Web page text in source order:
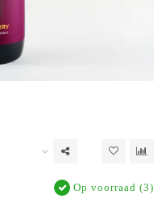
Op voorraad (3)